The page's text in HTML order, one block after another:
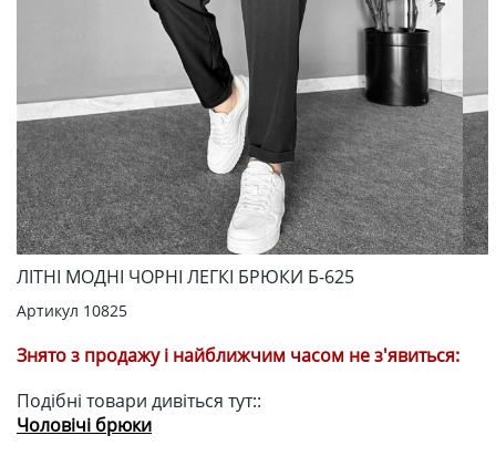
ЛІТНІ МОДНІ ЧОРНІ ЛЕГКІ БРЮКИ Б-625
Артикул 10825
Знято з продажу і найближчим часом не з'явиться:
Подібні товари дивіться тут::
Чоловічі брюки